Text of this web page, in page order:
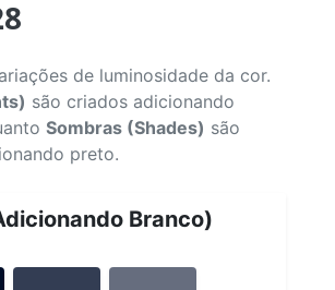
de luminosidade da cor.
são criados adicionando
Sombras (Shades) são
preto.
Branco)